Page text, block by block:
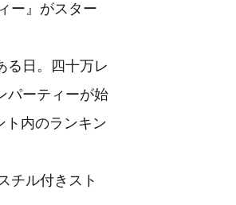
ー』がスター
日。四十万レ
パーティーが始
ト内のランキン
チル付きスト